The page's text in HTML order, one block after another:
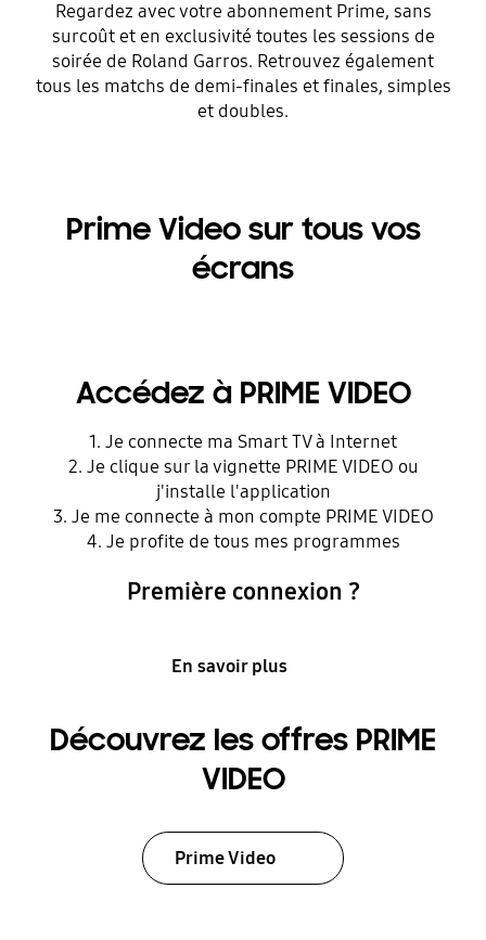
Regardez avec votre abonnement Prime, sans
surcoût et en exclusivité toutes les sessions de
soirée de Roland Garros. Retrouvez également
tous les matchs de demi-finales et finales, simples
et doubles.
Prime Video sur tous vos
écrans​
Accédez à PRIME VIDEO
1. Je connecte ma Smart TV à Internet
2. Je clique sur la vignette PRIME VIDEO ou
j'installe l'application
3. Je me connecte à mon compte PRIME VIDEO
4. Je profite de tous mes programmes
Première connexion ?
En savoir plus
Découvrez les offres PRIME
VIDEO
Prime Video